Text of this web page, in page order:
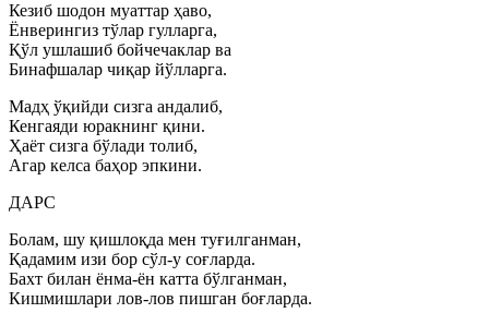
Кезиб шодон муаттар ҳаво,
Ёнверингиз тўлар гулларга,
Қўл ушлашиб бойчечаклар ва
Бинафшалар чиқар йўлларга.
Мадҳ ўқийди сизга андалиб,
Кенгаяди юракнинг қини.
Ҳаёт сизга бўлади толиб,
Агар келса баҳор эпкини.
ДАРС
Болам, шу қишлоқда мен туғилганман,
Қадамим изи бор сўл-у соғларда.
Бахт билан ёнма-ён катта бўлганман,
Кишмишлари лов-лов пишган боғларда.